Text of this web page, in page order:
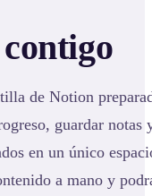
de Notion
guardar notas
en un único
a mano y